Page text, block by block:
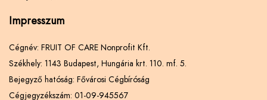
Impresszum
Cégnév: FRUIT OF CARE Nonprofit Kft.
Székhely: 1143 Budapest, Hungária krt. 110. mf. 5.
Bejegyző hatóság: Fővárosi Cégbíróság
Cégjegyzékszám: 01-09-945567